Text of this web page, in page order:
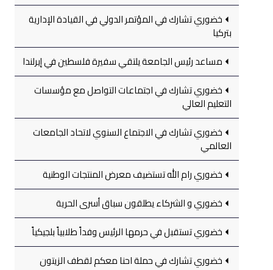
خضوري تشارك في المؤتمر الدولي في القيادة الإدارية
بتركيا
مساعد رئيس الجامعة يلتقي سفيرة فلسطين في إيرلندا
خضوري تشارك في اجتماعات التواصل مع مؤسسات
التعليم العالي
خضوري تشارك في الاجتماع السنوي لاتحاد الجامعات
العالمي
خضوري رام الله تستضيف معرض المنتجات الوطنية
خضوري و الشركاء يطلقون سباق أسرى الحرية
خضوري تستقبل في حرمها الرئيس وفداً طلابياً بلجيكياً
خضوري تشارك في حملة احنا معكم لقطف الزيتون